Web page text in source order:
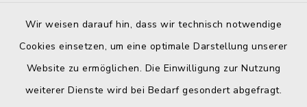
Wir weisen darauf hin, dass wir technisch notwendige
Cookies einsetzen, um eine optimale Darstellung unserer
Website zu ermöglichen. Die Einwilligung zur Nutzung
weiterer Dienste wird bei Bedarf gesondert abgefragt.